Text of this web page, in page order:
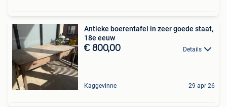
Antieke boerentafel in zeer goede staat,
18e eeuw
€ 800,00 Details
Kaggevinne 29 apr 26